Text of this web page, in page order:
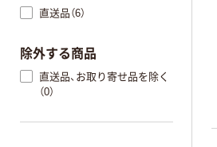
直送品（6）
除外する商品
直送品、お取り寄せ品を除く
（0）